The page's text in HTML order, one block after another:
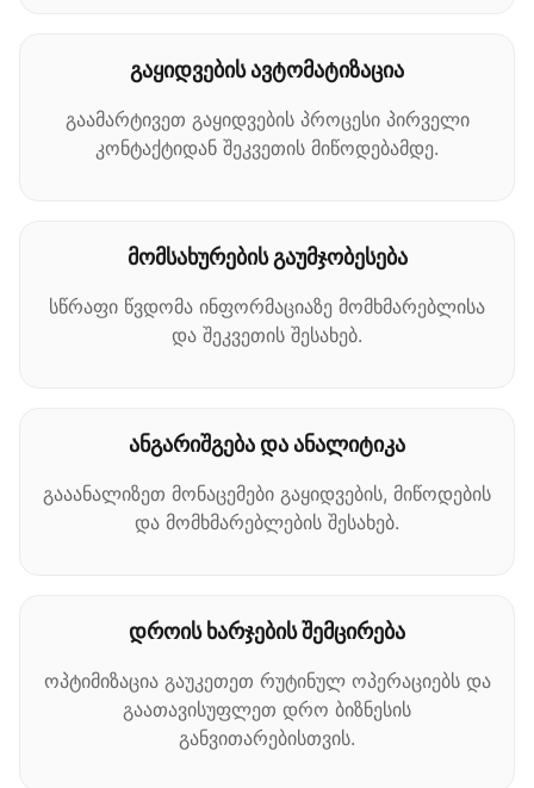
გაყიდვების ავტომატიზაცია
გაამარტივეთ გაყიდვების პროცესი პირველი
კონტაქტიდან შეკვეთის მიწოდებამდე.
მომსახურების გაუმჯობესება
სწრაფი წვდომა ინფორმაციაზე მომხმარებლისა
და შეკვეთის შესახებ.
ანგარიშგება და ანალიტიკა
გააანალიზეთ მონაცემები გაყიდვების, მიწოდების
და მომხმარებლების შესახებ.
დროის ხარჯების შემცირება
ოპტიმიზაცია გაუკეთეთ რუტინულ ოპერაციებს და
გაათავისუფლეთ დრო ბიზნესის
განვითარებისთვის.